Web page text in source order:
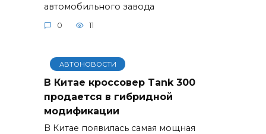
автомобильного завода
0 11
АВТОНОВОСТИ
В Китае кроссовер Tank 300
продается в гибридной
модификации
В Китае появилась самая мощная